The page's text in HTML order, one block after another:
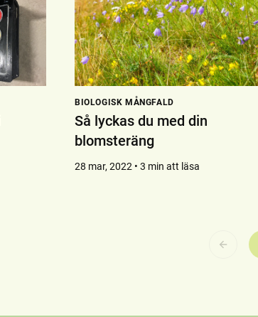
BIOLOGISK MÅNGFALD
Så lyckas du med din
blomsteräng
28 mar, 2022 • 3 min att läsa